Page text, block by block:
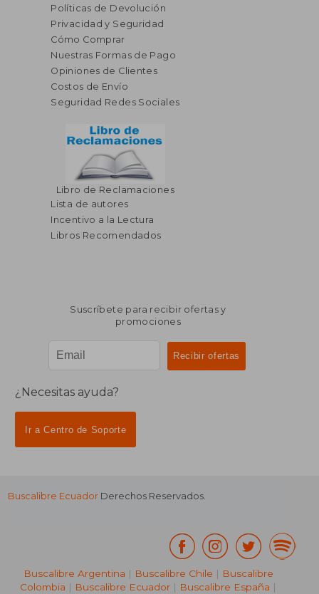
Políticas de Devolución
Privacidad y Seguridad
Cómo Comprar
Nuestras Formas de Pago
Opiniones de Clientes
Costos de Envío
Seguridad Redes Sociales
Libro de Reclamaciones
Lista de autores
Incentivo a la Lectura
Libros Recomendados
Suscríbete para recibir ofertas y
promociones
¿Necesitas ayuda?
Ir a Centro de Soporte
Buscalibre Ecuador Derechos Reservados.
Buscalibre Argentina | Buscalibre Chile | Buscalibre
Colombia | Buscalibre Ecuador | Buscalibre España |